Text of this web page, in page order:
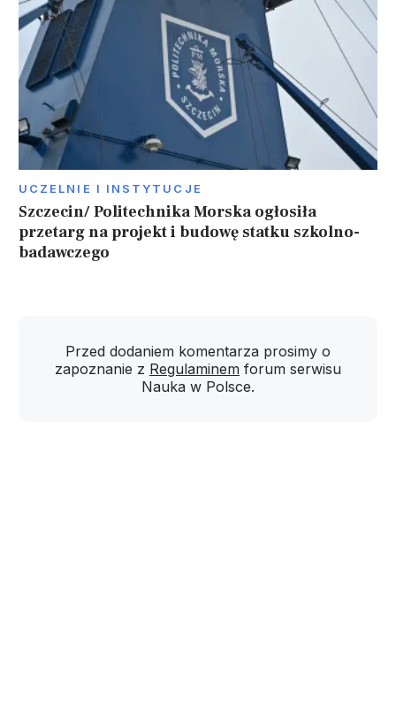
UCZELNIE I INSTYTUCJE
Szczecin/ Politechnika Morska ogłosiła
przetarg na projekt i budowę statku szkolno-
badawczego
Przed dodaniem komentarza prosimy o
zapoznanie z Regulaminem forum serwisu
Nauka w Polsce.